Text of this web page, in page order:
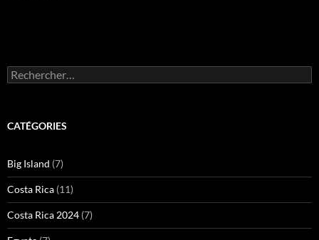
Rechercher :
CATÉGORIES
Big Island (7)
Costa Rica (11)
Costa Rica 2024 (7)